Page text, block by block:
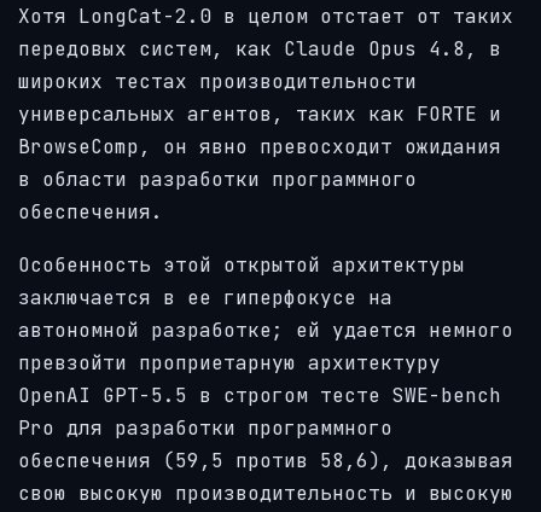
Хотя LongCat-2.0 в целом отстает от таких
передовых систем, как Claude Opus 4.8, в
широких тестах производительности
универсальных агентов, таких как FORTE и
BrowseComp, он явно превосходит ожидания
в области разработки программного
обеспечения.
Особенность этой открытой архитектуры
заключается в ее гиперфокусе на
автономной разработке; ей удается немного
превзойти проприетарную архитектуру
OpenAI GPT-5.5 в строгом тесте SWE-bench
Pro для разработки программного
обеспечения (59,5 против 58,6), доказывая
свою высокую производительность и высокую